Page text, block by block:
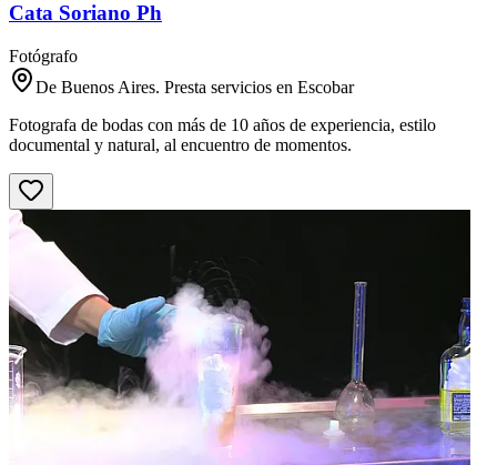
Cata Soriano Ph
Fotógrafo
De Buenos Aires. Presta servicios en Escobar
Fotografa de bodas con más de 10 años de experiencia, estilo
documental y natural, al encuentro de momentos.